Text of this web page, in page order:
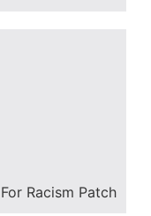
Racism Patch